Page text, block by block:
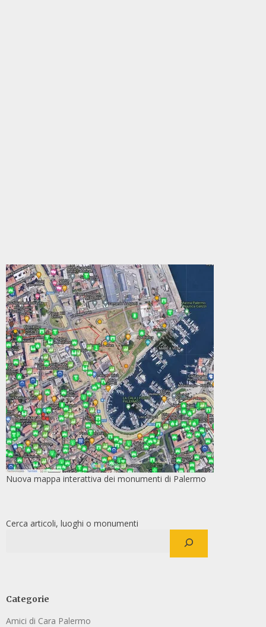
Nuova mappa interattiva dei monumenti di Palermo
Cerca articoli, luoghi o monumenti
Categorie
Amici di Cara Palermo